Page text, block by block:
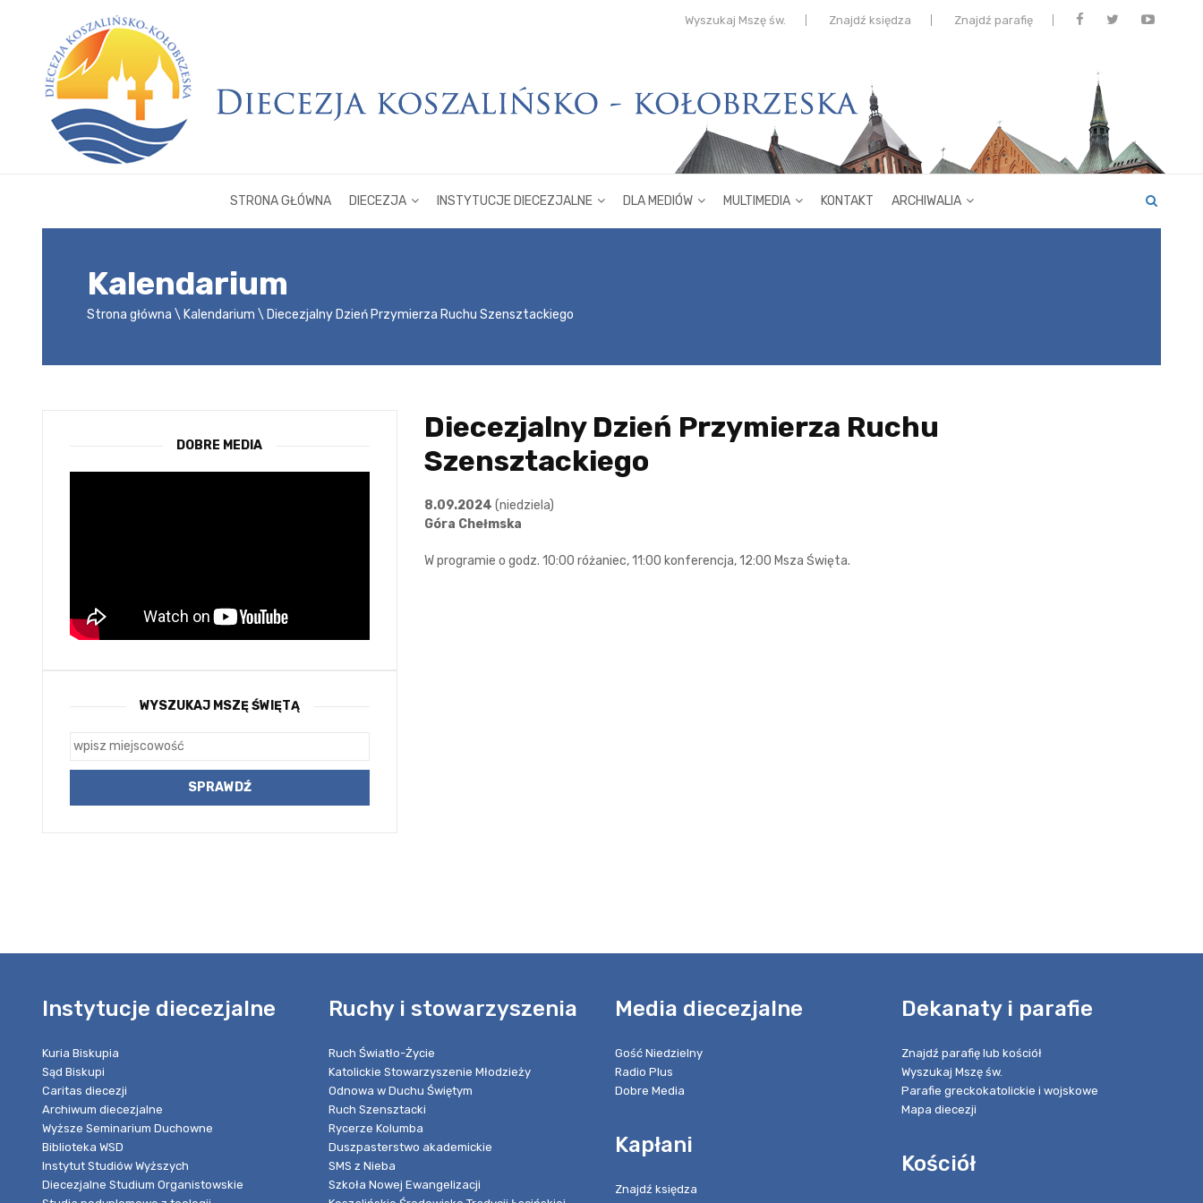
Wyszukaj Mszę św. Znajdź księdza Znajdź parafię
STRONA GŁÓWNA DIECEZJA INSTYTUCJE DIECEZJALNE DLA MEDIÓW MULTIMEDIA KONTAKT ARCHIWALIA
Kalendarium
Strona główna Kalendarium Diecezjalny Dzień Przymierza Ruchu Szensztackiego
Diecezjalny Dzień Przymierza Ruchu
Szensztackiego
8.09.2024 (niedziela)
Góra Chełmska
W programie o godz. 10:00 różaniec, 11:00 konferencja, 12:00 Msza Święta.
DOBRE MEDIA
WYSZUKAJ MSZĘ ŚWIĘTĄ
Instytucje diecezjalne
Kuria Biskupia
Sąd Biskupi
Caritas diecezji
Archiwum diecezjalne
Wyższe Seminarium Duchowne
Biblioteka WSD
Instytut Studiów Wyższych
Diecezjalne Studium Organistowskie
Ruchy i stowarzyszenia
Ruch Światło-Życie
Katolickie Stowarzyszenie Młodzieży
Odnowa w Duchu Świętym
Ruch Szensztacki
Rycerze Kolumba
Duszpasterstwo akademickie
SMS z Nieba
Szkoła Nowej Ewangelizacji
Media diecezjalne
Gość Niedzielny
Radio Plus
Dobre Media
Kapłani
Znajdź księdza
Dekanaty i parafie
Znajdź parafię lub kościół
Wyszukaj Mszę św.
Parafie greckokatolickie i wojskowe
Mapa diecezji
Kościół